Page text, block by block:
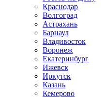
Краснодар
Волгоград
Астрахань
Барнаул
Владивосток
Воронеж
Екатеринбург
Ижевск
Иркутск
Казань
Кемерово